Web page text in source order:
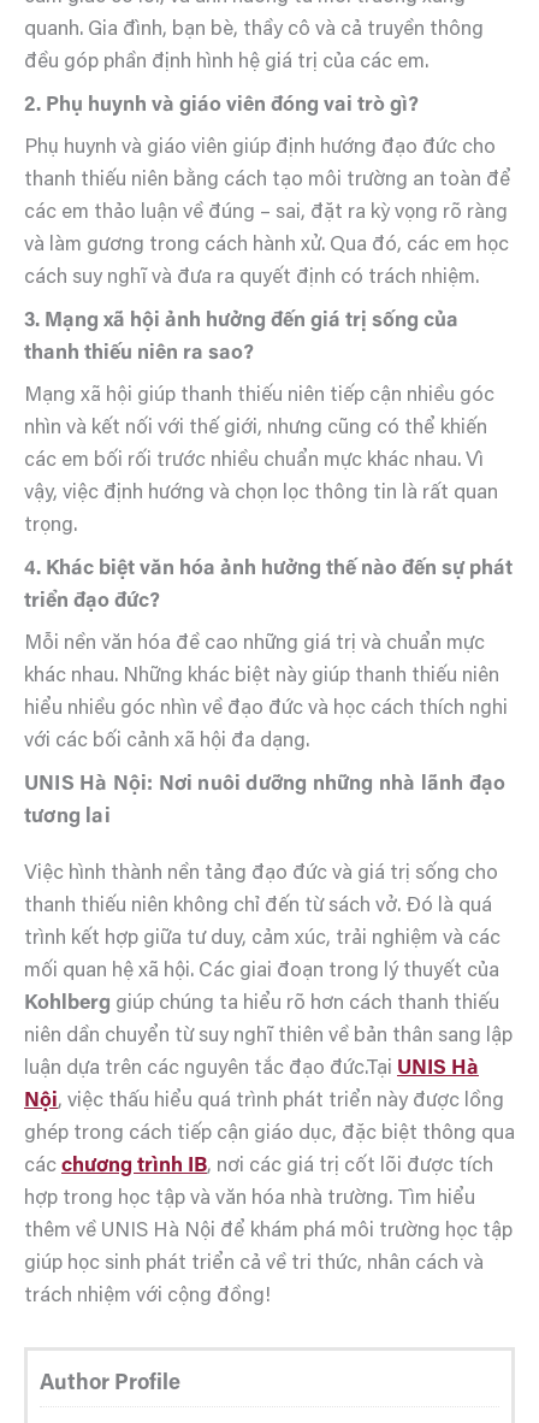
quanh. Gia đình, bạn bè, thầy cô và cả truyền thông
đều góp phần định hình hệ giá trị của các em.
2. Phụ huynh và giáo viên đóng vai trò gì?
Phụ huynh và giáo viên giúp định hướng đạo đức cho
thanh thiếu niên bằng cách tạo môi trường an toàn để
các em thảo luận về đúng – sai, đặt ra kỳ vọng rõ ràng
và làm gương trong cách hành xử. Qua đó, các em học
cách suy nghĩ và đưa ra quyết định có trách nhiệm.
3. Mạng xã hội ảnh hưởng đến giá trị sống của
thanh thiếu niên ra sao?
Mạng xã hội giúp thanh thiếu niên tiếp cận nhiều góc
nhìn và kết nối với thế giới, nhưng cũng có thể khiến
các em bối rối trước nhiều chuẩn mực khác nhau. Vì
vậy, việc định hướng và chọn lọc thông tin là rất quan
trọng.
4. Khác biệt văn hóa ảnh hưởng thế nào đến sự phát
triển đạo đức?
Mỗi nền văn hóa đề cao những giá trị và chuẩn mực
khác nhau. Những khác biệt này giúp thanh thiếu niên
hiểu nhiều góc nhìn về đạo đức và học cách thích nghi
với các bối cảnh xã hội đa dạng.
UNIS Hà Nội: Nơi nuôi dưỡng những nhà lãnh đạo
tương lai
Việc hình thành nền tảng đạo đức và giá trị sống cho
thanh thiếu niên không chỉ đến từ sách vở. Đó là quá
trình kết hợp giữa tư duy, cảm xúc, trải nghiệm và các
mối quan hệ xã hội. Các giai đoạn trong lý thuyết của
Kohlberg giúp chúng ta hiểu rõ hơn cách thanh thiếu
niên dần chuyển từ suy nghĩ thiên về bản thân sang lập
luận dựa trên các nguyên tắc đạo đức.Tại UNIS Hà
Nội, việc thấu hiểu quá trình phát triển này được lồng
ghép trong cách tiếp cận giáo dục, đặc biệt thông qua
các chương trình IB, nơi các giá trị cốt lõi được tích
hợp trong học tập và văn hóa nhà trường. Tìm hiểu
thêm về UNIS Hà Nội để khám phá môi trường học tập
giúp học sinh phát triển cả về tri thức, nhân cách và
trách nhiệm với cộng đồng!
Author Profile